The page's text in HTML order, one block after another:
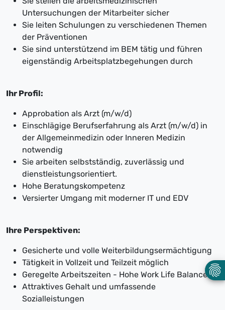
Untersuchungen der Mitarbeiter sicher
Sie leiten Schulungen zu verschiedenen Themen
der Präventionen
Sie sind unterstützend im BEM tätig und führen
eigenständig Arbeitsplatzbegehungen durch
Ihr Profil:
Approbation als Arzt (m/w/d)
Einschlägige Berufserfahrung als Arzt (m/w/d) in
der Allgemeinmedizin oder Inneren Medizin
notwendig
Sie arbeiten selbstständig, zuverlässig und
dienstleistungsorientiert.
Hohe Beratungskompetenz
Versierter Umgang mit moderner IT und EDV
Ihre Perspektiven:
Gesicherte und volle Weiterbildungsermächtigung
Tätigkeit in Vollzeit und Teilzeit möglich
Geregelte Arbeitszeiten - Hohe Work Life Balance
Attraktives Gehalt und umfassende
Sozialleistungen